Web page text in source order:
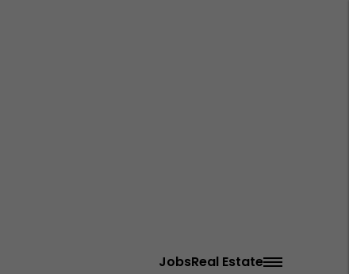
JobsReal Estate